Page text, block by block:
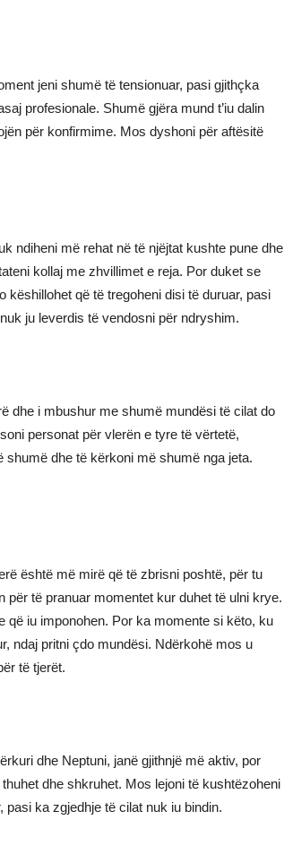
jeni shumë të tensionuar, pasi gjithçka
profesionale. Shumë gjëra mund t’iu dalin
për konfirmime. Mos dyshoni për aftësitë
ndiheni më rehat në të njëjtat kushte pune dhe
kollaj me zhvillimet e reja. Por duket se
këshillohet që të tregoheni disi të duruar, pasi
ju leverdis të vendosni për ndryshim.
dhe i mbushur me shumë mundësi të cilat do
personat për vlerën e tyre të vërtetë,
dhe të kërkoni më shumë nga jeta.
është më mirë që të zbrisni poshtë, për tu
për të pranuar momentet kur duhet të ulni krye.
që iu imponohen. Por ka momente si këto, ku
ndaj pritni çdo mundësi. Ndërkohë mos u
të tjerët.
dhe Neptuni, janë gjithnjë më aktiv, por
dhe shkruhet. Mos lejoni të kushtëzoheni
ka zgjedhje të cilat nuk iu bindin.